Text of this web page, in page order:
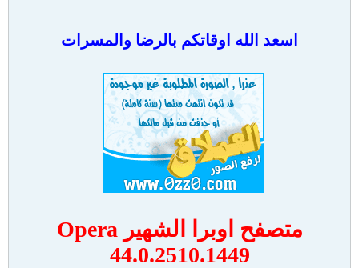
اسعد الله اوقاتكم بالرضا والمسرات
متصفح اوبرا الشهير Opera
44.0.2510.1449